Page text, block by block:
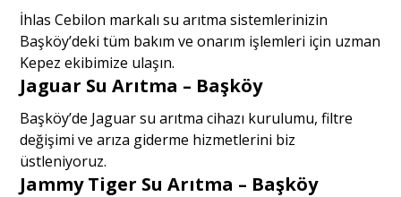
İhlas Cebilon markalı su arıtma sistemlerinizin
Başköy’deki tüm bakım ve onarım işlemleri için uzman
Kepez ekibimize ulaşın.
Jaguar Su Arıtma – Başköy
Başköy’de Jaguar su arıtma cihazı kurulumu, filtre
değişimi ve arıza giderme hizmetlerini biz
üstleniyoruz.
Jammy Tiger Su Arıtma – Başköy